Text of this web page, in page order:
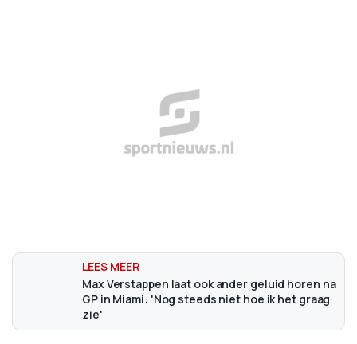
Max Verstappen laat ook ander geluid horen na
GP in Miami: 'Nog steeds niet hoe ik het graag
zie'